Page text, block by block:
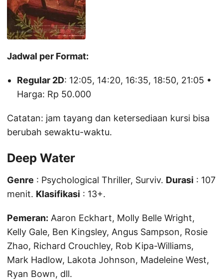
Jadwal per Format:
Regular 2D: 12:05, 14:20, 16:35, 18:50, 21:05 •
Harga: Rp 50.000
Catatan: jam tayang dan ketersediaan kursi bisa
berubah sewaktu-waktu.
Deep Water
Genre : Psychological Thriller, Surviv. Durasi : 107
menit. Klasifikasi : 13+.
Pemeran: Aaron Eckhart, Molly Belle Wright,
Kelly Gale, Ben Kingsley, Angus Sampson, Rosie
Zhao, Richard Crouchley, Rob Kipa-Williams,
Mark Hadlow, Lakota Johnson, Madeleine West,
Ryan Bown, dll.